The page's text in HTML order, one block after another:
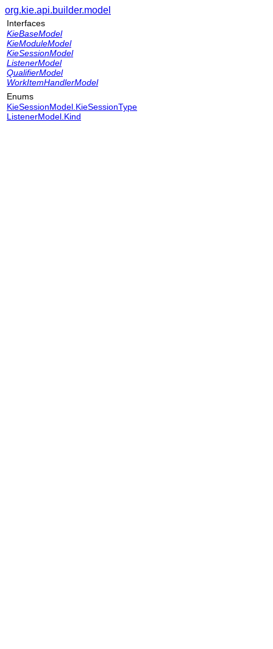
org.kie.api.builder.model
Interfaces
KieBaseModel
KieModuleModel
KieSessionModel
ListenerModel
QualifierModel
WorkItemHandlerModel
Enums
KieSessionModel.KieSessionType
ListenerModel.Kind